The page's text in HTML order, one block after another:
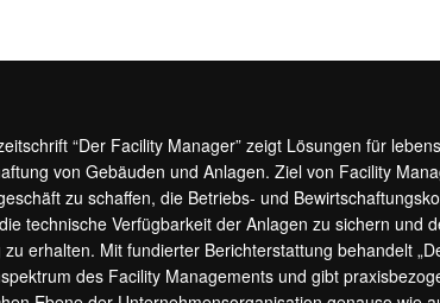
“Der Facility Manager” zeigt Lösungen für
von Gebäuden und Anlagen. Ziel von Facility
zu schaffen, die Betriebs- und
technische Verfügbarkeit der Anlagen zu sichern und
zu erhalten. Mit fundierter Berichterstattung behandelt
des Facility Managements und gibt